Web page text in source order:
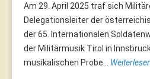
Am 29. April 2025 traf sich
Delegationsleiter der
der 65. Internationalen
der Militärmusik Tirol in
musikalischen Probe...